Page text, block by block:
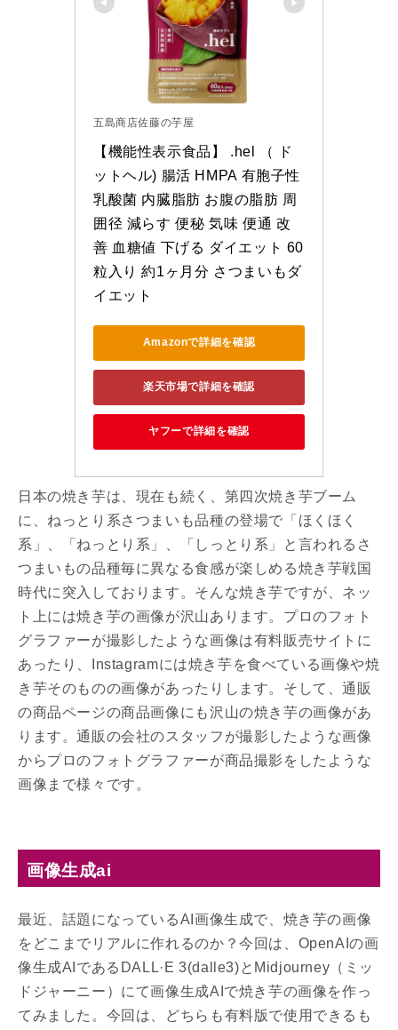
五島商店佐藤の芋屋
【機能性表示食品】 .hel （ ド
ットヘル) 腸活 HMPA 有胞子性
乳酸菌 内臓脂肪 お腹の脂肪 周
囲径 減らす 便秘 気味 便通 改
善 血糖値 下げる ダイエット 60
粒入り 約1ヶ月分 さつまいもダ
イエット
Amazonで詳細を確認
楽天市場で詳細を確認
ヤフーで詳細を確認
日本の焼き芋は、現在も続く、第四次焼き芋ブーム
に、ねっとり系さつまいも品種の登場で「ほくほく
系」、「ねっとり系」、「しっとり系」と言われるさ
つまいもの品種毎に異なる食感が楽しめる焼き芋戦国
時代に突入しております。そんな焼き芋ですが、ネッ
ト上には焼き芋の画像が沢山あります。プロのフォト
グラファーが撮影したような画像は有料販売サイトに
あったり、Instagramには焼き芋を食べている画像や焼
き芋そのものの画像があったりします。そして、通販
の商品ページの商品画像にも沢山の焼き芋の画像があ
ります。通販の会社のスタッフが撮影したような画像
からプロのフォトグラファーが商品撮影をしたような
画像まで様々です。
画像生成ai
最近、話題になっているAI画像生成で、焼き芋の画像
をどこまでリアルに作れるのか？今回は、OpenAIの画
像生成AIであるDALL·E 3(dalle3)とMidjourney（ミッ
ドジャーニー）にて画像生成AIで焼き芋の画像を作っ
てみました。今回は、どちらも有料版で使用できるも